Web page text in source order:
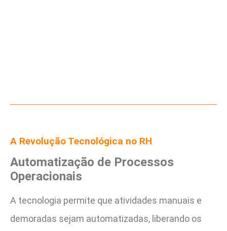
A Revolução Tecnológica no RH
Automatização de Processos
Operacionais
A tecnologia permite que atividades manuais e
demoradas sejam automatizadas, liberando os